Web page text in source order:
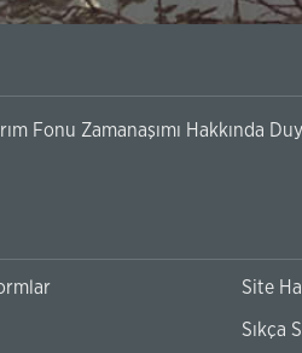
Fonu Zamanaşımı Hakkında
Site
Sıkça